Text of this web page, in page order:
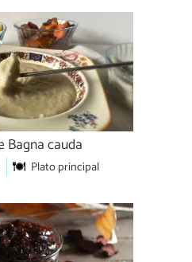
Bagna cauda
Plato principal